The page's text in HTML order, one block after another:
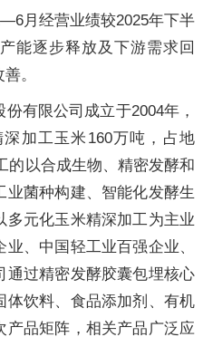
月经营业绩较2025年下半
能逐步释放及下游需求回
。
有限公司成立于2004年，
加工玉米160万吨，占地
的以合成生物、精密发酵和
菌种构建、智能化发酵生
多元化玉米精深加工为主业
、中国轻工业百强企业、
通过精密发酵胶囊包埋核心
体饮料、食品添加剂、有机
产品矩阵，相关产品广泛应